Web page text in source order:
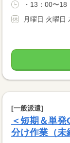
・13：00〜
月曜日 火曜日
[一般派遣]
＜短期＆単
分け作業（未